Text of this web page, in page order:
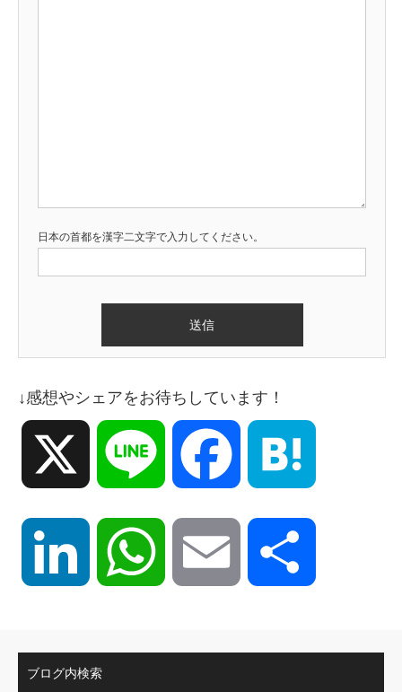
日本の首都を漢字二文字で入力してください。
↓感想やシェアをお待ちしています！
Line Facebook
LinkedIn WhatsApp Email
ブログ内検索